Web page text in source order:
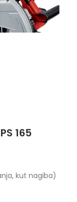
165
kut nagiba)